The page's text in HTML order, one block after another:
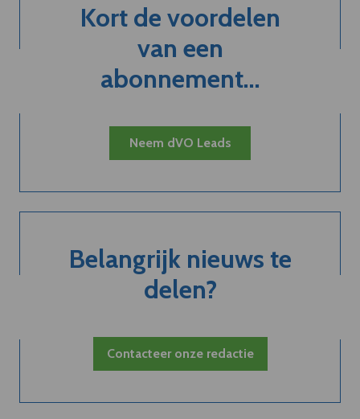
Kort de voordelen
van een
abonnement...
Neem dVO Leads
Belangrijk nieuws te
delen?
Contacteer onze redactie